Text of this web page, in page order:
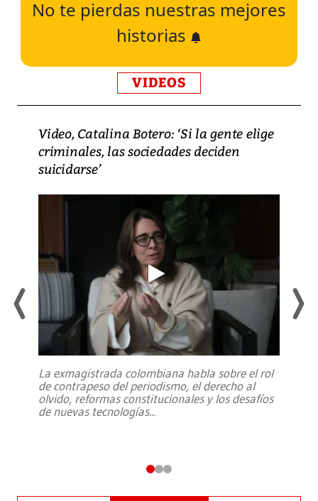
No te pierdas nuestras mejores
historias
VIDEOS
Video, Catalina Botero: ‘Si la gente elige
criminales, las sociedades deciden
suicidarse’
La exmagistrada colombiana habla sobre el rol
de contrapeso del periodismo, el derecho al
olvido, reformas constitucionales y los desafíos
de nuevas tecnologías...